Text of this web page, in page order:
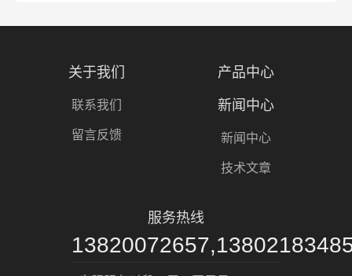
关于我们
联系我们
留言反馈
产品中心
新闻中心
新闻中心
技术文章
服务热线